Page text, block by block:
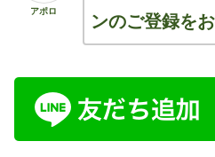
アポロ
ンのご登録を